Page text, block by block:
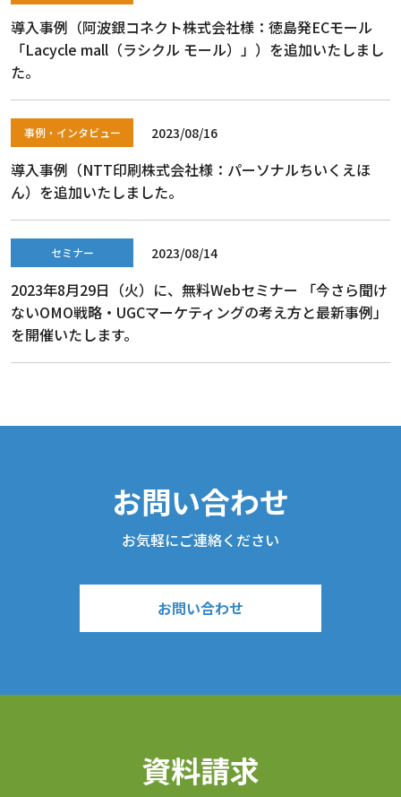
導入事例（阿波銀コネクト株式会社様：徳島発ECモール
「Lacycle mall（ラシクル モール）」）を追加いたしまし
た。
事例・インタビュー 2023/08/16
導入事例（NTT印刷株式会社様：パーソナルちいくえほ
ん）を追加いたしました。
セミナー 2023/08/14
2023年8月29日（火）に、無料Webセミナー 「今さら聞け
ないOMO戦略・UGCマーケティングの考え方と最新事例」
を開催いたします。
お問い合わせ
お気軽にご連絡ください
お問い合わせ
資料請求